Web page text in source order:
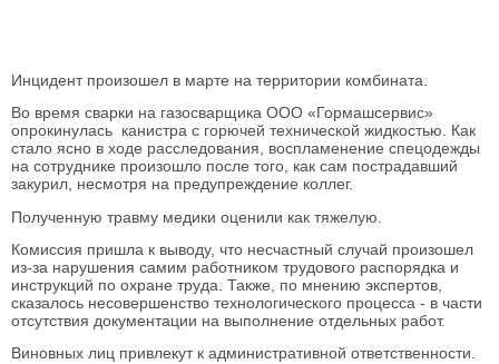
Инцидент произошел в марте на территории комбината.
Во время сварки на газосварщика ООО «Гормашсервис»
опрокинулась канистра с горючей технической жидкостью. Как
стало ясно в ходе расследования, воспламенение спецодежды
на сотруднике произошло после того, как сам пострадавший
закурил, несмотря на предупреждение коллег.
Полученную травму медики оценили как тяжелую.
Комиссия пришла к выводу, что несчастный случай произошел
из-за нарушения самим работником трудового распорядка и
инструкций по охране труда. Также, по мнению экспертов,
сказалось несовершенство технологического процесса - в части
отсутствия документации на выполнение отдельных работ.
Виновных лиц привлекут к административной ответственности.